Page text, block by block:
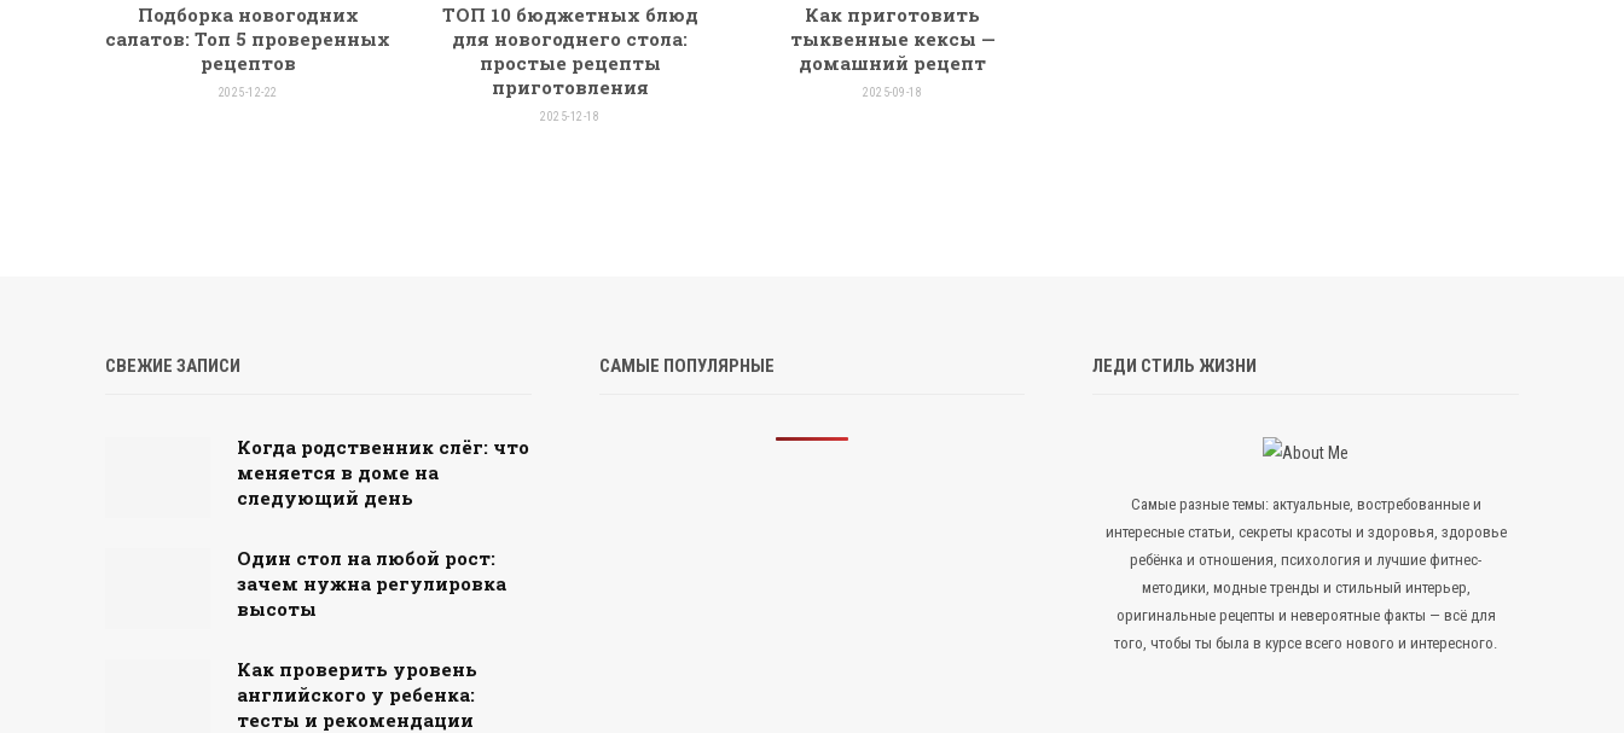
Подборка новогодних
салатов: Топ 5 проверенных
рецептов
2025-12-22
ТОП 10 бюджетных блюд
для новогоднего стола:
простые рецепты
приготовления
2025-12-18
Как приготовить
тыквенные кексы —
домашний рецепт
2025-09-18
СВЕЖИЕ ЗАПИСИ
Когда родственник слёг: что
меняется в доме на
следующий день
Один стол на любой рост:
зачем нужна регулировка
высоты
Как проверить уровень
английского у ребенка:
тесты и рекомендации
САМЫЕ ПОПУЛЯРНЫЕ ЛЕДИ СТИЛЬ ЖИЗНИ
Самые разные темы: актуальные, востребованные и
интересные статьи, секреты красоты и здоровья, здоровье
ребёнка и отношения, психология и лучшие фитнес-
методики, модные тренды и стильный интерьер,
оригинальные рецепты и невероятные факты — всё для
того, чтобы ты была в курсе всего нового и интересного.